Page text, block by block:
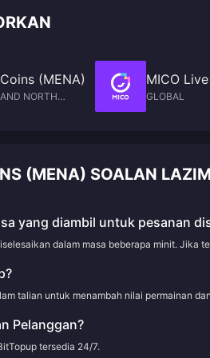
40–50 jam/bulan mampu mencapai $150–
dolar yang anda belanjakan selepas tarikh
jumlah syiling yang jauh lebih sedikit.
(MENA)
NORTH
MICO
GLOBAL
(MENA) SOALAN
yang diambil untuk pesanan
dalam masa beberapa minit. Jika
talian untuk menambah nilai permainan
Pelanggan?
tersedia 24/7.